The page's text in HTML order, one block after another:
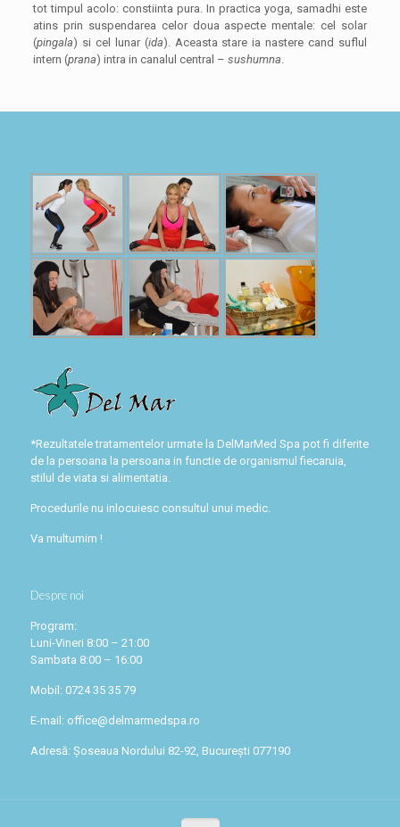
tot timpul acolo: constiinta pura. In practica yoga, samadhi este
atins prin suspendarea celor doua aspecte mentale: cel solar
(pingala) si cel lunar (ida). Aceasta stare ia nastere cand suflul
intern (prana) intra in canalul central –sushumna
*Rezultatele tratamentelor urmate la DelMarMed Spa pot fi diferite
de la persoana la persoana in functie de organismul fiecaruia,
stilul de viata si alimentatia.
Procedurile nu inlocuiesc consultul unui medic.
Va multumim !
Despre noi
Program:
Luni-Vineri 8:00 – 21:00
Sambata 8:00 – 16:00
Mobil: 0724 35 35 79
E-mail: office@delmarmedspa.ro
Adresă: Șoseaua Nordului 82-92, București 077190